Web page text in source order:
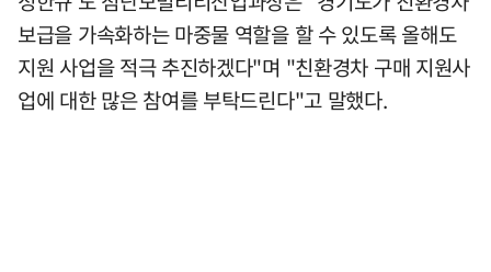
보급을 가속화하는 마중물 역할을 할 수 있도록 올해도
지원 사업을 적극 추진하겠다"며 "친환경차 구매 지원사
업에 대한 많은 참여를 부탁드린다"고 말했다.